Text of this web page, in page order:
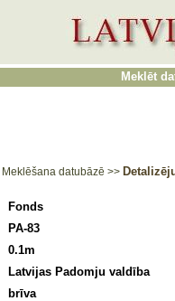
Meklēt
Meklēšana datubāzē >>
Fonds
PA-83
0.1m
Latvijas Padomju valdība
brīva